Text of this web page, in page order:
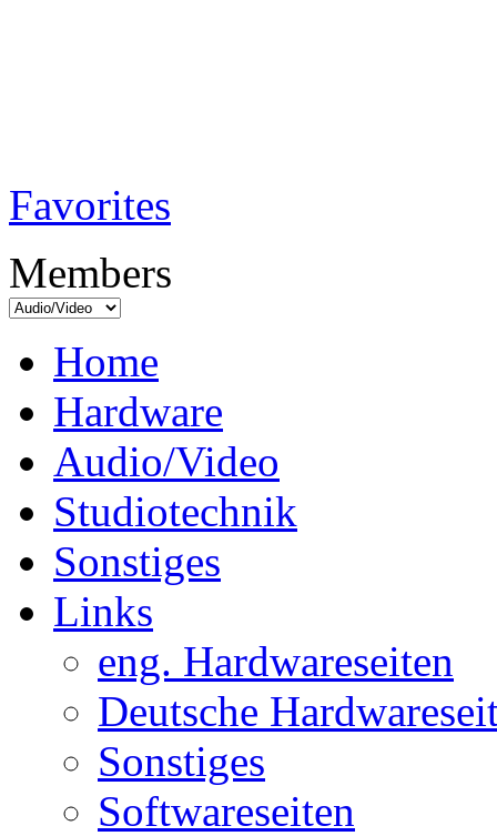
Favorites
Members
Home
Hardware
Audio/Video
Studiotechnik
Sonstiges
Links
eng. Hardwareseiten
Deutsche
Sonstiges
Softwareseiten